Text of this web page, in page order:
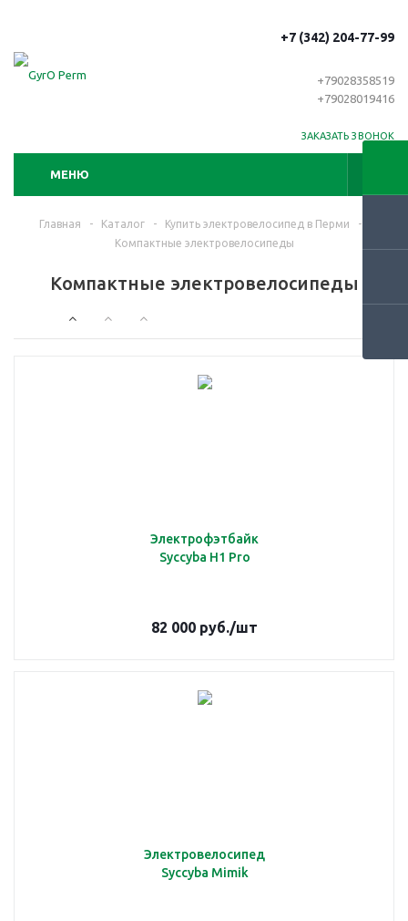
+7 (342) 204-77-99
+79028358519
+79028019416
ЗАКАЗАТЬ ЗВОНОК
МЕНЮ
Главная - Каталог - Купить электровелосипед в Перми
-
Компактные электровелосипеды
Компактные электровелосипеды
Электрофэтбайк
Syccyba H1 Pro
82 000 руб./шт
Электровелосипед
Syccyba Mimik